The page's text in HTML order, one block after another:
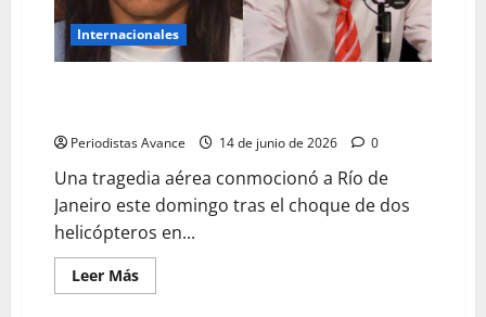
Internacionales
Periodistas Avance 14 de junio de 2026 0
Una tragedia aérea conmocionó a Río de
Janeiro este domingo tras el choque de dos
helicópteros en...
Leer Más